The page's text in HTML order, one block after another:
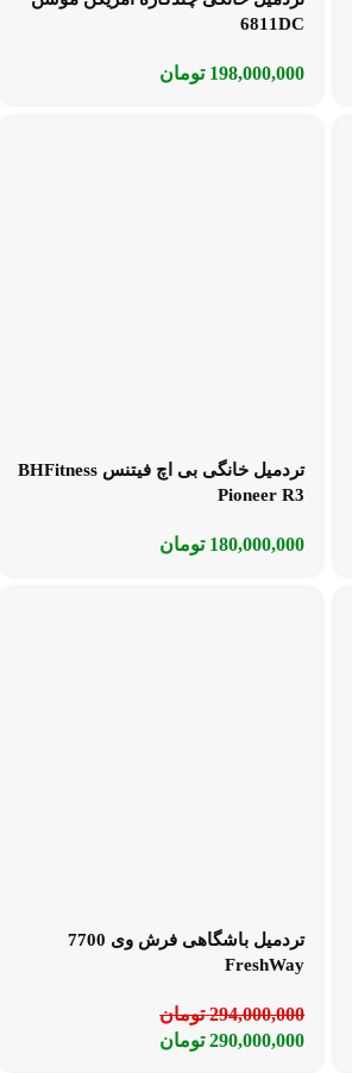
6811DC
198,000,000 تومان
تردمیل خانگی بی اچ فیتنس BHFitness
Pioneer R3
180,000,000 تومان
تردمیل باشگاهی فرش وی 7700
FreshWay
294,000,000 تومان
290,000,000 تومان